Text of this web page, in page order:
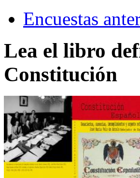
Encuestas
Lea el libro
Constitución